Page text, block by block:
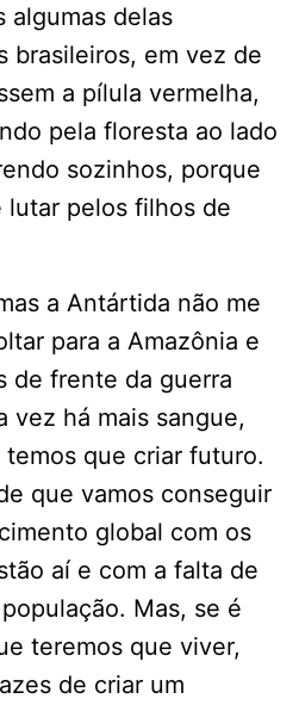
algumas delas
brasileiros, em vez de
a pílula vermelha,
pela floresta ao lado
sozinhos, porque
pelos filhos de
a Antártida não me
para a Amazônia e
de frente da guerra
vez há mais sangue,
que criar futuro.
que vamos conseguir
global com os
aí e com a falta de
Mas, se é
teremos que viver,
de criar um